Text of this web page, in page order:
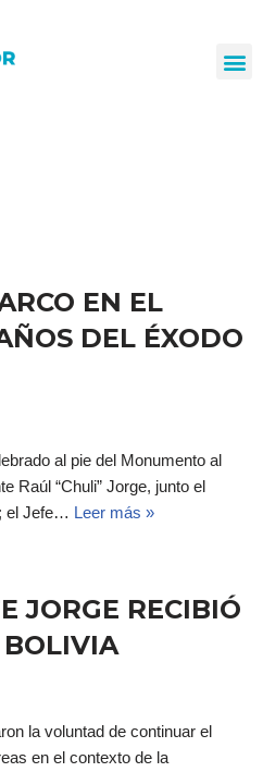
EN EL
DEL ÉXODO
al pie del Monumento al
Raúl “Chuli” Jorge, junto el
el Jefe… Leer más »
JORGE RECIBIÓ
BOLIVIA
la voluntad de continuar el
en el contexto de la